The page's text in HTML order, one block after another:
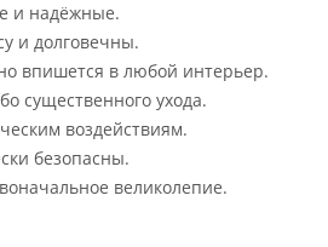
и надёжные.
и долговечны.
впишется в любой интерьер.
существенного ухода.
воздействиям.
безопасны.
великолепие.